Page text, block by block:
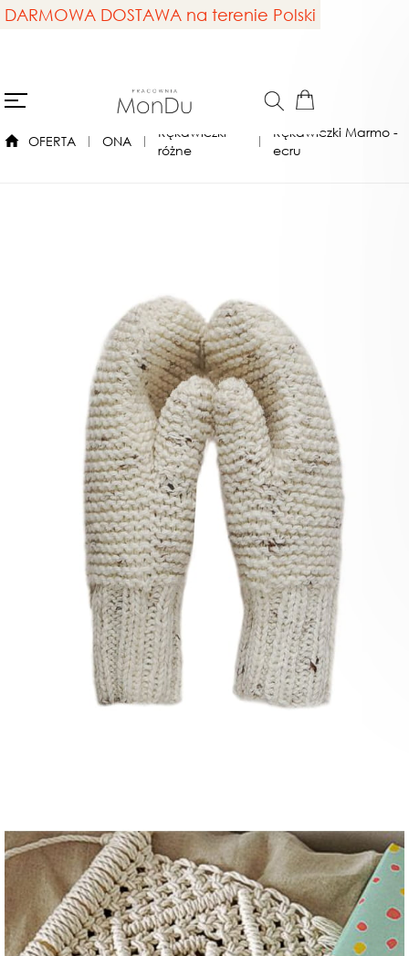
DARMOWA DOSTAWA na terenie Polski
OFERTA ONA
Rękawiczki
różne
Rękawiczki Marmo -
ecru